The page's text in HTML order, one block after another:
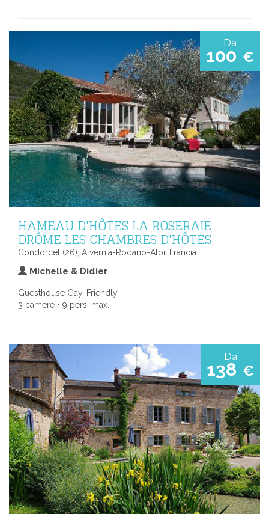
Da
100 €
HAMEAU D'HÔTES LA ROSERAIE
DRÔME LES CHAMBRES D'HÔTES
Condorcet (26), Alvernia-Rodano-Alpi, Francia
Michelle & Didier
Guesthouse Gay-Friendly
3 camere • 9 pers. max.
Da
138 €